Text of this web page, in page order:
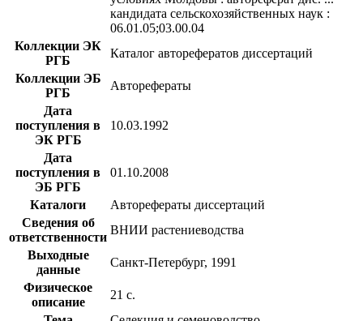
кандидата сельскохозяйственных наук :
06.01.05;03.00.04
Коллекции ЭК
РГБ
Каталог авторефератов диссертаций
Коллекции ЭБ
РГБ
Авторефераты
Дата
поступления в
ЭК РГБ
10.03.1992
Дата
поступления в
ЭБ РГБ
01.10.2008
Каталоги
Авторефераты диссертаций
Сведения об
ответственности
ВНИИ растениеводства
Выходные
данные
Санкт-Петербург, 1991
Физическое
описание
21 с.